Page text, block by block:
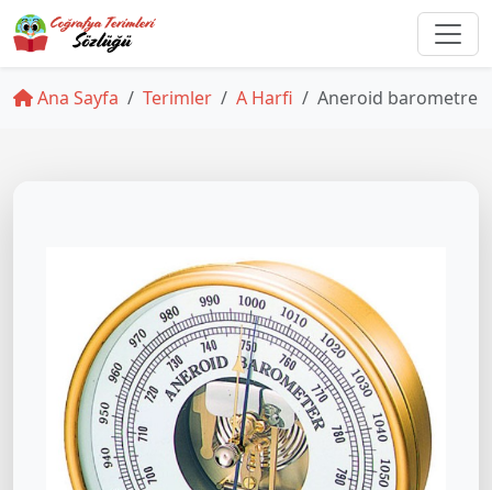
Ana Sayfa Terimler A Harfi Aneroid barometre